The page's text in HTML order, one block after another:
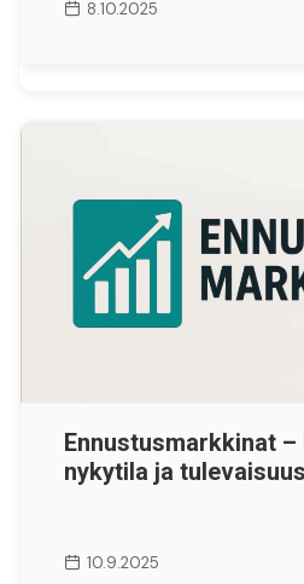
8.10.2025
Ennustusmarkkinat
nykytila ja tulevaisuus
10.9.2025